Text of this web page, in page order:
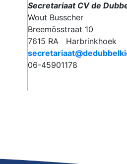
Secretariaat CV de
Wout Busscher
Breemösstraat 10
7615 RA Harbrinkhoek
06-45901178